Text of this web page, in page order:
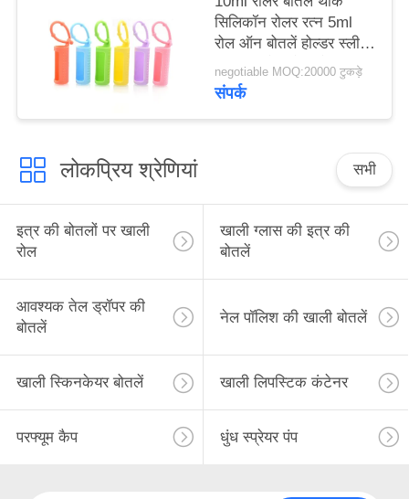
POLICY
सिलिकॉन रोलर रत्न 5ml
रोल ऑन बोतलें होल्डर स्लीव
आवश्यक तेल ले जाने का
मामला यात्रा सुरक्षात्मक कवर
negotiable MOQ:20000 टुकड़े
संपर्क
लोकप्रिय श्रेणियां सभी
इत्र की बोतलों पर खाली
रोल
खाली ग्लास की इत्र की
बोतलें
आवश्यक तेल ड्रॉपर की
बोतलें
नेल पॉलिश की खाली बोतलें
खाली स्किनकेयर बोतलें खाली लिपस्टिक कंटेनर
परफ्यूम कैप धुंध स्प्रेयर पंप